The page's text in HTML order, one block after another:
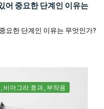
어 중요한 단계인 이유는
요한 단계인 이유는 무엇인가?
비아그라 효과 부작용